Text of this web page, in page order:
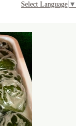
Select Language ▼